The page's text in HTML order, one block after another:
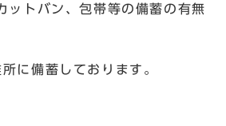
トバン、包帯等の備蓄の有無
に備蓄しております。